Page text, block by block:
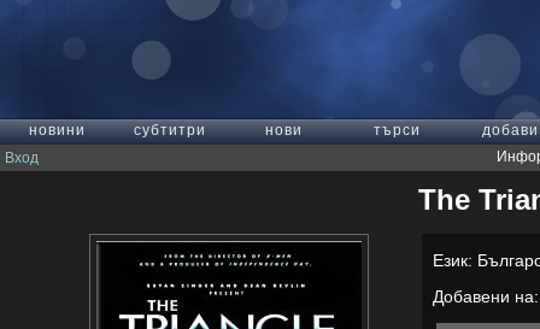
новини субтитри нови търси
добави
Вход
The
Език:
Добавени